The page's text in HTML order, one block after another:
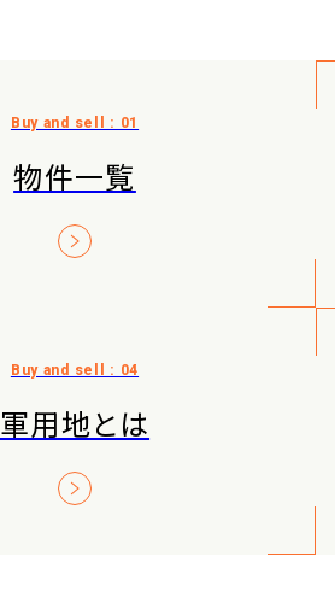
物件一覧
軍用地とは